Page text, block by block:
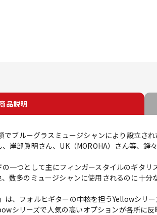
品説明
ブルーグラスミュージシャンにより設立され
岸部眞明さん、UK（MOROHA）さん等、錚
一つとして主にフィンガースタイルのギタ
数多のミュージシャンに使用されるのに十分
は、フォルヒギターの中核を担うYellowシリ
シリーズで人気の高いオプションが各所に反